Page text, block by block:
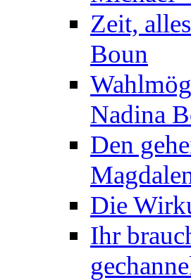
Zeit,
Boun
Nadina
Den
Die
Ihr